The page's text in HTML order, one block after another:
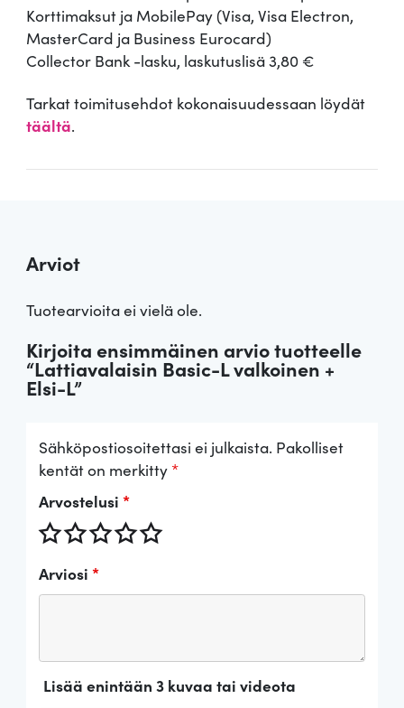
Korttimaksut ja MobilePay (Visa, Visa Electron,
MasterCard ja Business Eurocard)
Collector Bank -lasku, laskutuslisä 3,80 €
Tarkat toimitusehdot kokonaisuudessaan löydät
täältä.
Arviot
Tuotearvioita ei vielä ole.
Kirjoita ensimmäinen arvio tuotteelle
“Lattiavalaisin Basic-L valkoinen +
Elsi-L”
Sähköpostiosoitettasi ei julkaista. Pakolliset
kentät on merkitty *
Arvostelusi *
Arviosi *
Lisää enintään 3 kuvaa tai videota